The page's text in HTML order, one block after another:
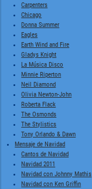
Carpenters
Chicago
Donna Summer
Eagles
Earth Wind and Fire
Gladys Knight
La Música Disco
Minnie Riperton
Neil Diamond
Olivia Newton-John
Roberta Flack
The Osmonds
The Stylistics
Tony Orlando & Dawn
Mensaje de Navidad
Cantos de Navidad
Navidad 2011
Navidad con Johnny Mathis
Navidad con Ken Griffin